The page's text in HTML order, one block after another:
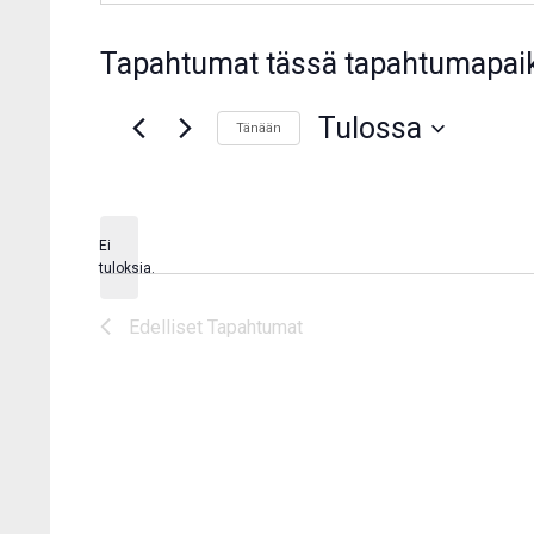
Tapahtumat tässä
Notice
Ei
tuloksia.
Tänään Tulossa
Edelliset Tapahtumat